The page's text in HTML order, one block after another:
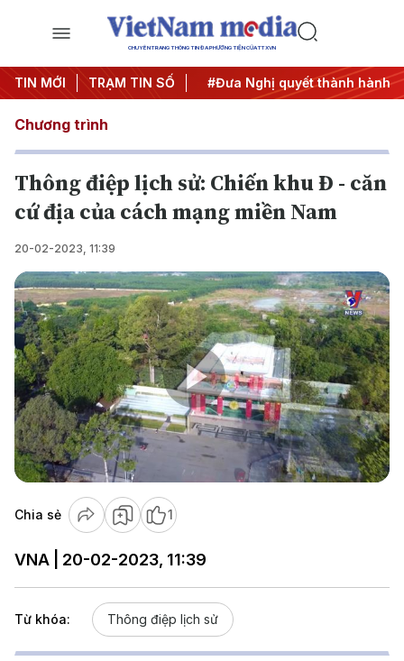
CHUYÊN TRANG THÔNG TIN ĐA PHƯƠNG TIỆN CỦA TTXVN
TIN MỚI TRẠM TIN SỐ
ương 3 #APEC 2027 #Đưa Nghị quyết thành hành
Chương trình
Thông điệp lịch sử: Chiến khu Đ - căn
cứ địa của cách mạng miền Nam
20-02-2023, 11:39
Play
Video
Chia sẻ 1
VNA | 20-02-2023, 11:39
Từ khóa: Thông điệp lịch sử